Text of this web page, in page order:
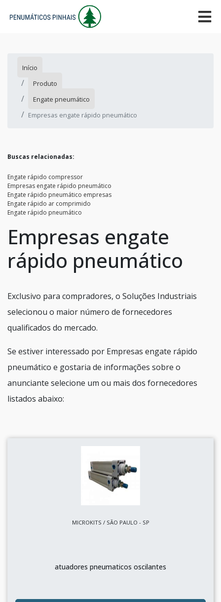
Início
Produto
Engate pneumático
Empresas engate rápido pneumático
Buscas relacionadas:
Engate rápido compressor
Empresas engate rápido pneumático
Engate rápido pneumático empresas
Engate rápido ar comprimido
Engate rápido pneumático
Empresas engate
rápido pneumático
Exclusivo para compradores, o Soluções Industriais
selecionou o maior número de fornecedores
qualificados do mercado.
Se estiver interessado por Empresas engate rápido
pneumático e gostaria de informações sobre o
anunciante selecione um ou mais dos fornecedores
listados abaixo:
MICROKITS / SÃO PAULO - SP
atuadores pneumaticos oscilantes